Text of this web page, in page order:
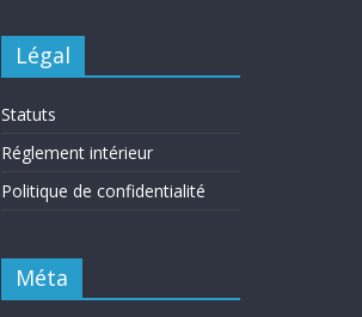
Légal
Statuts
Réglement intérieur
Politique de confidentialité
Méta